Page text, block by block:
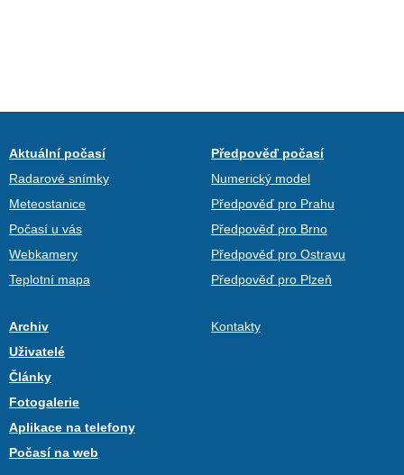
Aktuální počasí
Radarové snímky
Meteostanice
Počasí u vás
Webkamery
Teplotní mapa
Předpověď počasí
Numerický model
Předpověď pro Prahu
Předpověď pro Brno
Předpověď pro Ostravu
Předpověď pro Plzeň
Archiv
Uživatelé
Články
Fotogalerie
Aplikace na telefony
Počasí na web
Kontakty